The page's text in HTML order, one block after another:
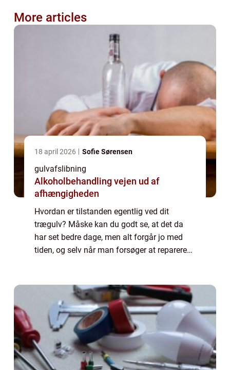
More articles
18 april 2026 Sofie Sørensen
gulvafslibning
Alkoholbehandling vejen ud af
afhængigheden
Hvordan er tilstanden egentlig ved dit
trægulv? Måske kan du godt se, at det da
har set bedre dage, men alt forgår jo med
tiden, og selv når man forsøger at reparere